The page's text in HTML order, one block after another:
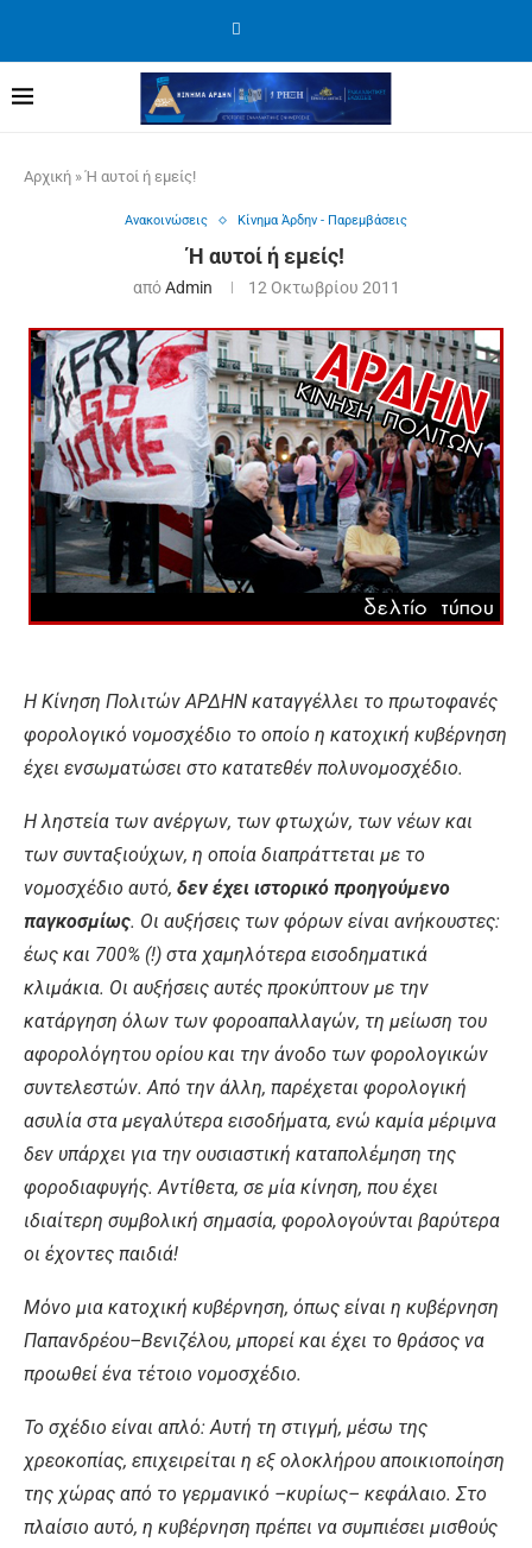
Αρχική »Ή αυτοί ή εμείς!
Ανακοινώσεις Κίνημα Άρδην - Παρεμβάσεις
Ή αυτοί ή εμείς!
απόAdmin 12 Οκτωβρίου 2011
Η Κίνηση Πολιτών ΑΡΔΗΝ καταγγέλλει το πρωτοφανές
φορολογικό νομοσχέδιο το οποίο η κατοχική κυβέρνηση
έχει ενσωματώσει στο κατατεθέν πολυνομοσχέδιο.
Η ληστεία των ανέργων, των φτωχών, των νέων και
των συνταξιούχων, η οποία διαπράττεται με το
νομοσχέδιο αυτό, δεν έχει ιστορικό προηγούμενο
παγκοσμίως. Οι αυξήσεις των φόρων είναι ανήκουστες:
έως και 700% (!) στα χαμηλότερα εισοδηματικά
κλιμάκια. Οι αυξήσεις αυτές προκύπτουν με την
κατάργηση όλων των φοροαπαλλαγών, τη μείωση του
αφορολόγητου ορίου και την άνοδο των φορολογικών
συντελεστών.Από την άλλη, παρέχεται φορολογική
ασυλία στα μεγαλύτερα εισοδήματα, ενώ καμία μέριμνα
δεν υπάρχει για την ουσιαστική καταπολέμηση της
φοροδιαφυγής.Αντίθετα, σε μία κίνηση, που έχει
ιδιαίτερη συμβολική σημασία, φορολογούνται βαρύτερα
οι έχοντες παιδιά!
Μόνο μια κατοχική κυβέρνηση, όπως είναι η κυβέρνηση
Παπανδρέου–Βενιζέλου, μπορεί και έχει το θράσος να
προωθεί ένα τέτοιο νομοσχέδιο.
Το σχέδιο είναι απλό:Αυτή τη στιγμή, μέσω της
χρεοκοπίας, επιχειρείται η εξ ολοκλήρου αποικιοποίηση
της χώρας από το γερμανικό –κυρίως– κεφάλαιο.Στο
πλαίσιο αυτό, η κυβέρνηση πρέπει να συμπιέσει μισθούς